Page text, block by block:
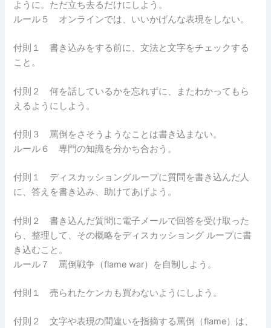
ように。ただ立ち去るだけにしよう。
ルール５ オンラインでは、いいかげんな表現をしない。
付則１ 書き込みをする前に、文法と文字をチェックする
こと。
付則２ 何を話しているかを忘れずに、またわかってもら
えるようにしよう。
付則３ 罵倒をさそうようなことは書き込まない。
ルール６ 専門の知識を分かち合おう。
付則１ ディスカッショングループに質問を書き込んだ人
に、答えを書き込み、助けてあげよう。
付則２ 書き込んだ質問に電子メールで回答を受け取った
ら、整理して、その概略をディスカッショング ループに書
き込むこと。
ルール７ 罵倒戦争（flame war）を自制しよう。
付則１ 売られたケンカも買わないようにしよう。
付則２ 文字や表現の間違いを指摘する罵倒（flame）は、